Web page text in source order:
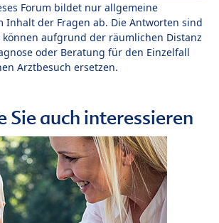
Forum bildet nur allgemeine
Inhalt der Fragen ab. Die Antworten sind
aufgrund der räumlichen Distanz
oder Beratung für den Einzelfall
Arztbesuch ersetzen.
Sie auch interessieren